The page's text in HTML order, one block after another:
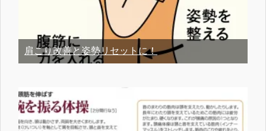
肩こり改善と姿勢リセットに！